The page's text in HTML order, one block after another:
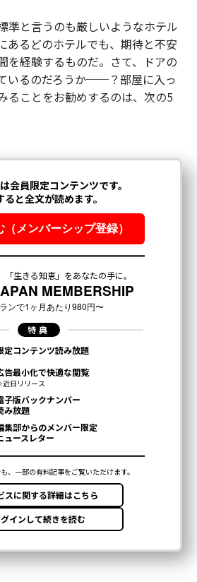
準と言うのも厳しいようなホテル
あるどのホテルでも、期待と不安
を経験するものだ。さて、ドアの
いるのだろうか──？部屋に入っ
ることをお勧めするのは、次の5